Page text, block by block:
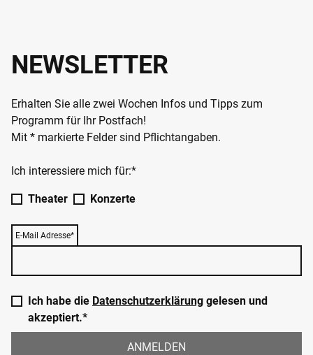
NEWSLETTER
Erhalten Sie alle zwei Wochen Infos und Tipps zum
Programm für Ihr Postfach!
Mit * markierte Felder sind Pflichtangaben.
Ich interessiere mich für:*
Theater Konzerte
E-Mail Adresse*
Ich habe die Datenschutzerklärung gelesen und
akzeptiert.*
ANMELDEN